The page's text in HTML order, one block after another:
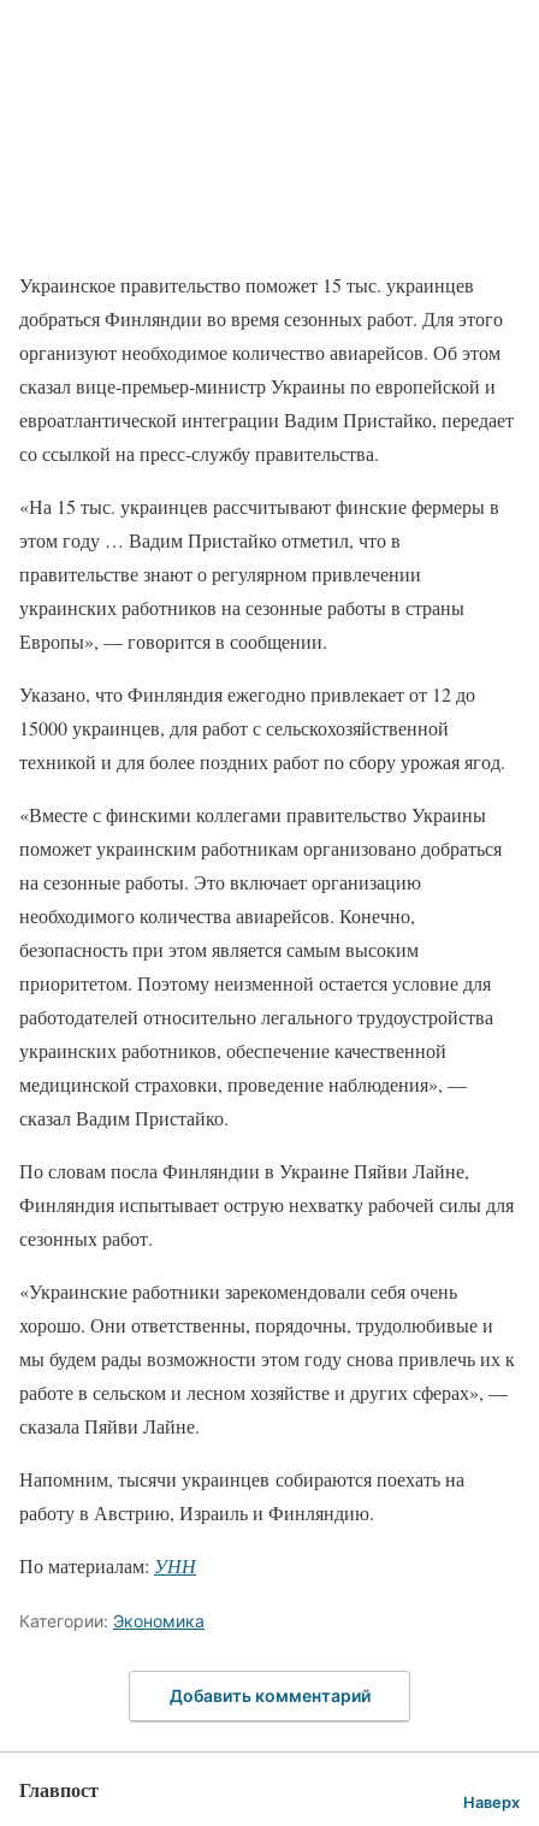
Украинское правительство поможет 15 тыс. украинцев
добраться Финляндии во время сезонных работ. Для этого
организуют необходимое количество авиарейсов. Об этом
сказал вице-премьер-министр Украины по европейской и
евроатлантической интеграции Вадим Пристайко, передает
со ссылкой на пресс-службу правительства.
«На 15 тыс. украинцев рассчитывают финские фермеры в
этом году … Вадим Пристайко отметил, что в
правительстве знают о регулярном привлечении
украинских работников на сезонные работы в страны
Европы», — говорится в сообщении.
Указано, что Финляндия ежегодно привлекает от 12 до
15000 украинцев, для работ с сельскохозяйственной
техникой и для более поздних работ по сбору урожая ягод.
«Вместе с финскими коллегами правительство Украины
поможет украинским работникам организовано добраться
на сезонные работы. Это включает организацию
необходимого количества авиарейсов. Конечно,
безопасность при этом является самым высоким
приоритетом. Поэтому неизменной остается условие для
работодателей относительно легального трудоустройства
украинских работников, обеспечение качественной
медицинской страховки, проведение наблюдения», —
сказал Вадим Пристайко.
По словам посла Финляндии в Украине Пяйви Лайне,
Финляндия испытывает острую нехватку рабочей силы для
сезонных работ.
«Украинские работники зарекомендовали себя очень
хорошо. Они ответственны, порядочны, трудолюбивые и
мы будем рады возможности этом году снова привлечь их к
работе в сельском и лесном хозяйстве и других сферах», —
сказала Пяйви Лайне.
Напомним, тысячи украинцев собираются поехать на
работу в Австрию, Израиль и Финляндию.
По материалам: УНН
Категории: Экономика
Добавить комментарий
Главпост Наверх